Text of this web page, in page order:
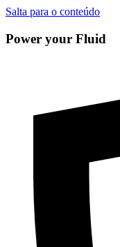
Salta para o conteúdo
Power your Fluid